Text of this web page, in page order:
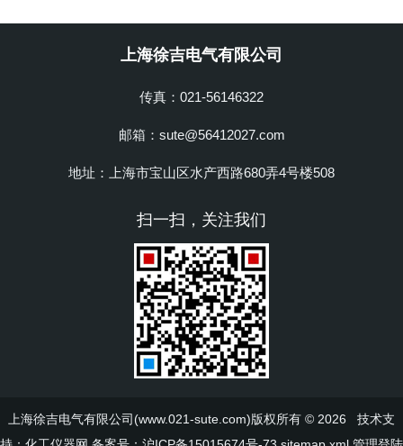
上海徐吉电气有限公司
传真：021-56146322
邮箱：sute@56412027.com
地址：上海市宝山区水产西路680弄4号楼508
扫一扫，关注我们
上海徐吉电气有限公司(www.021-sute.com)版权所有 © 2026 技术支